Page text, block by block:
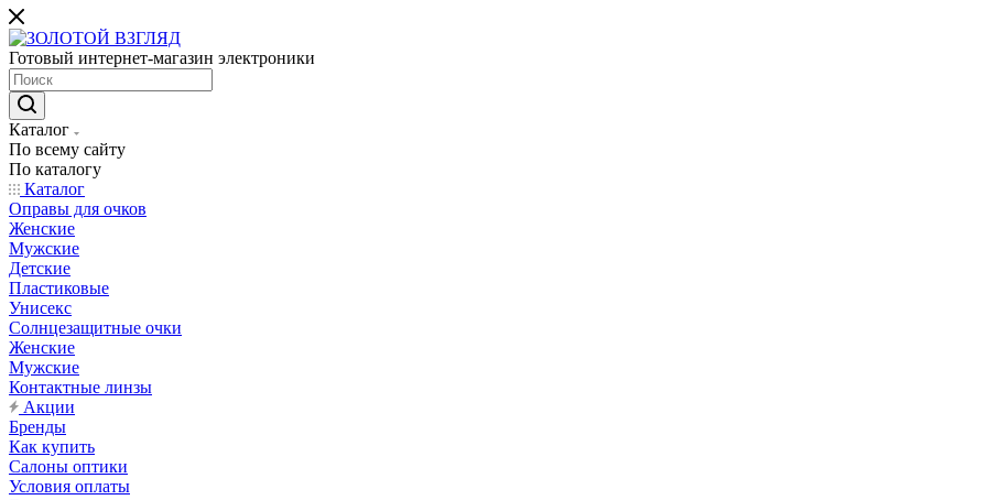
Готовый интернет-магазин электроники
Каталог
По всему сайту
По каталогу
Каталог
Оправы для очков
Женские
Мужские
Детские
Пластиковые
Унисекс
Солнцезащитные очки
Женские
Мужские
Контактные линзы
Акции
Бренды
Как купить
Салоны оптики
Условия оплаты